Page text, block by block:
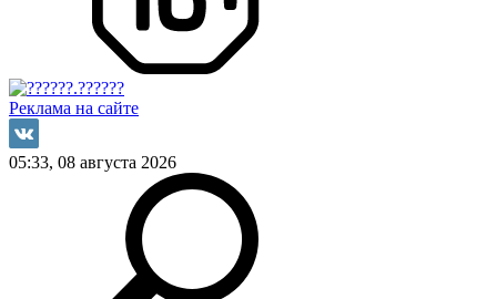
Реклама на сайте
05:33, 08 августа 2026